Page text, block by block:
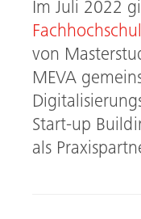
Im Juli 2022
von
MEVA
Start-up
als